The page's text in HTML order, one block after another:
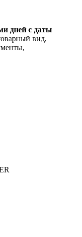
дней с даты
вид,